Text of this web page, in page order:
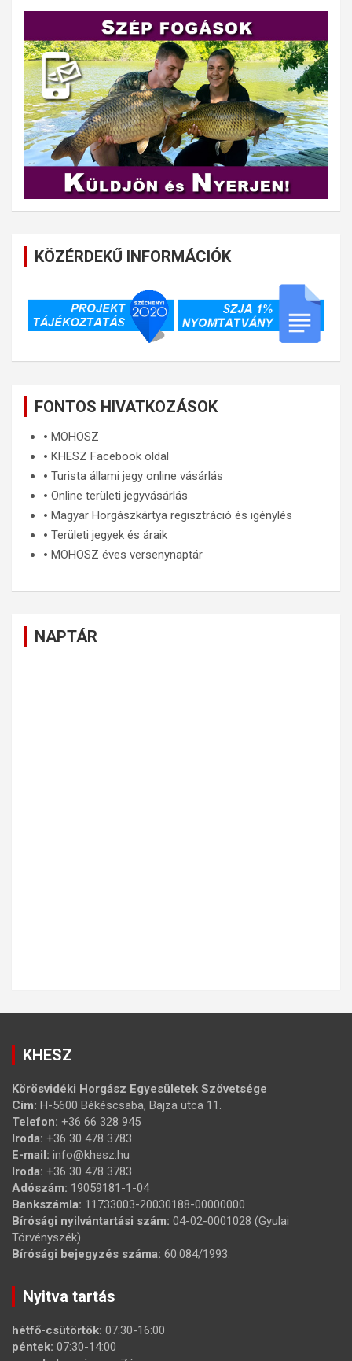
KÖZÉRDEKŰ INFORMÁCIÓK
FONTOS HIVATKOZÁSOK
🞄 MOHOSZ
🞄 KHESZ Facebook oldal
🞄 Turista állami jegy online vásárlás
🞄 Online területi jegyvásárlás
🞄 Magyar Horgászkártya regisztráció és igénylés
🞄 Területi jegyek és áraik
🞄 MOHOSZ éves versenynaptár
NAPTÁR
KHESZ
Körösvidéki Horgász Egyesületek Szövetsége
Cím: H-5600 Békéscsaba, Bajza utca 11.
Telefon: +36 66 328 945
Iroda: +36 30 478 3783
E-mail: info@khesz.hu
Iroda: +36 30 478 3783
Adószám: 19059181-1-04
Bankszámla: 11733003-20030188-00000000
Bírósági nyilvántartási szám: 04-02-0001028 (Gyulai
Törvényszék)
Bírósági bejegyzés száma: 60.084/1993.
Nyitva tartás
hétfő-csütörtök: 07:30-16:00
péntek: 07:30-14:00